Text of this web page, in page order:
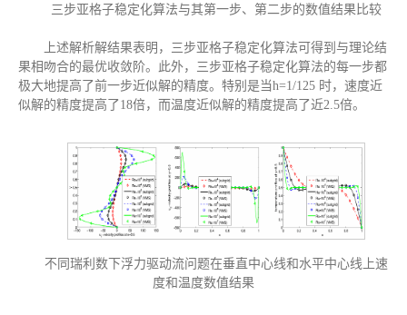
三步亚格子稳定化算法与其第一步、第二步的数值结果比较
上述解析解结果表明，三步亚格子稳定化算法可得到与理论结
果相吻合的最优收敛阶。此外，三步亚格子稳定化算法的每一步都
极大地提高了前一步近似解的精度。特别是当h=1/125 时，速度近
似解的精度提高了18倍，而温度近似解的精度提高了近2.5倍。
不同瑞利数下浮力驱动流问题在垂直中心线和水平中心线上速
度和温度数值结果